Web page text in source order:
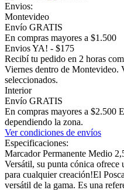
Envios:
Montevideo
Envío GRATIS
En compras mayores a $1.500
Envios YA! - $175
Recibí tu pedido en 2 horas
Viernes dentro de Montevideo.
seleccionados.
Interior
Envío GRATIS
En compras mayores a $2.500
dependiendo la zona.
Ver condiciones de envíos
Especificaciones:
Marcador Permanente Medio
Versátil, su punta cónica ofrece
para cualquier creación!El
versátil de la gama. Es una